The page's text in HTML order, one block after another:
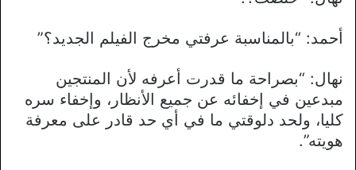
أحمد: “بالمناسبة عرفتي مخرج الفيلم الجديد؟”
نهال: “بصراحة ما قدرت أعرفه لأن المنتجين
مبدعين في إخفائه عن جميع الأنظار، وإخفاء سره
كليا، ولحد دلوقتي ما في أي حد قادر على معرفة
هويته”.